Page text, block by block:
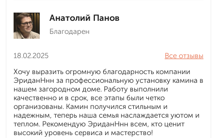
Анатолий Панов
Благодарен
18.02.2025
Все отзывы
Хочу выразить огромную благодарность компании
ЭриданНнн за профессиональную установку камина в
нашем загородном доме. Работу выполнили
качественно и в срок, все этапы были четко
организованы. Камин получился стильным и
надежным, теперь наша семья наслаждается уютом и
теплом. Рекомендую ЭриданНнн всем, кто ценит
высокий уровень сервиса и мастерство!